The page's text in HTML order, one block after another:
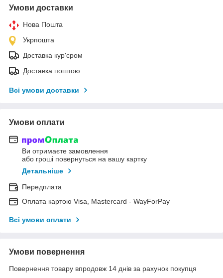
Умови доставки
Нова Пошта
Укрпошта
Доставка кур'єром
Доставка поштою
Всі умови доставки
Умови оплати
Ви отримаєте замовлення
або гроші повернуться на вашу картку
Детальніше
Передплата
Оплата картою Visa, Mastercard - WayForPay
Всі умови оплати
Умови повернення
Повернення товару впродовж 14 днів за рахунок покупця